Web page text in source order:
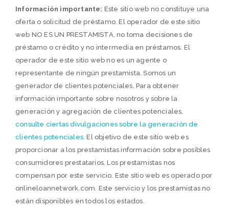
Información importante: Este sitio web no constituye una
oferta o solicitud de préstamo. El operador de este sitio
web NO ES UN PRESTAMISTA, no toma decisiones de
préstamo o crédito y no intermedia en préstamos. El
operador de este sitio web no es un agente o
representante de ningún prestamista. Somos un
generador de clientes potenciales. Para obtener
información importante sobre nosotros y sobre la
generación y agregación de clientes potenciales,
consulte ciertas divulgaciones sobre la generación de
clientes potenciales. El objetivo de este sitio web es
proporcionar a los prestamistas información sobre posibles
consumidores prestatarios. Los prestamistas nos
compensan por este servicio. Este sitio web es operado por
onlineloannetwork.com. Este servicio y los prestamistas no
están disponibles en todos los estados.